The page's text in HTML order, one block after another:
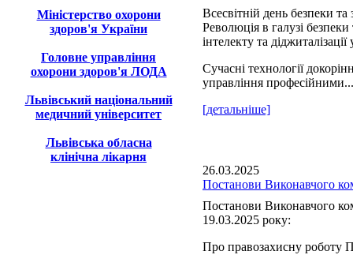
Міністерство охорони
здоров'я України
Головне управління
охорони здоров'я ЛОДА
Львівський національний
медичний університет
Львівська обласна
клінічна лікарня
Всесвітній день безпеки та
Революція в галузі
інтелекту та
Сучасні технології
управління професійними...
[детальніше]
26.03.2025
Постанови Виконавчого
Постанови Виконавчого
19.03.2025 року:
Про правозахисну роботу